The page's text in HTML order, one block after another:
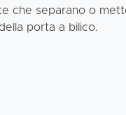
che separano o
porta a bilico.